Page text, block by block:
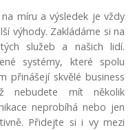
míru a výsledek je vždy
výhody. Zakládáme si na
služeb a našich lidí.
systémy, které spolu
přinášejí skvělé business
nebudete mít několik
neprobíhá nebo jen
Přidejte si i vy mezi